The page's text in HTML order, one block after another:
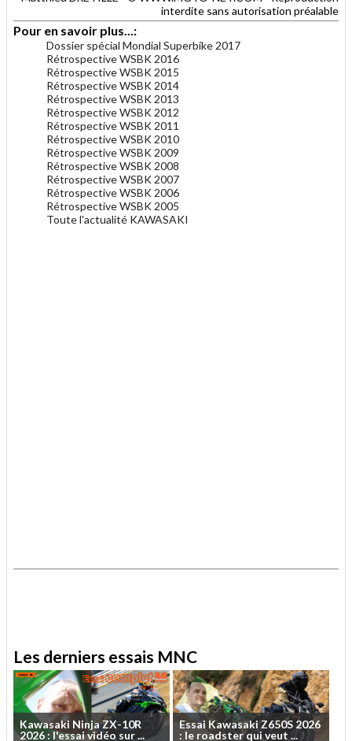
interdite sans autorisation préalable
Pour en savoir plus...:
Dossier spécial Mondial Superbike 2017
Rétrospective WSBK 2016
Rétrospective WSBK 2015
Rétrospective WSBK 2014
Rétrospective WSBK 2013
Rétrospective WSBK 2012
Rétrospective WSBK 2011
Rétrospective WSBK 2010
Rétrospective WSBK 2009
Rétrospective WSBK 2008
Rétrospective WSBK 2007
Rétrospective WSBK 2006
Rétrospective WSBK 2005
Toute l'actualité KAWASAKI
Les derniers essais MNC
Kawasaki NinjaZX-10R
2026: l'essaividéo sur...
Essai KawasakiZ650S 2026
: le roadsterquiveut ...